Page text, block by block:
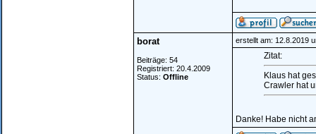
borat
Beiträge: 54
Registriert: 20.4.2009
Status: Offline
erstellt am: 12.8.2019
Zitat:
Klaus hat
Crawler hat
Danke! Habe nicht